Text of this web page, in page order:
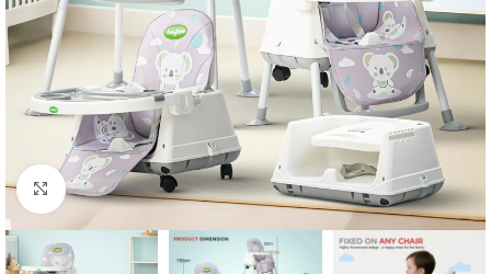
Click to enlarge